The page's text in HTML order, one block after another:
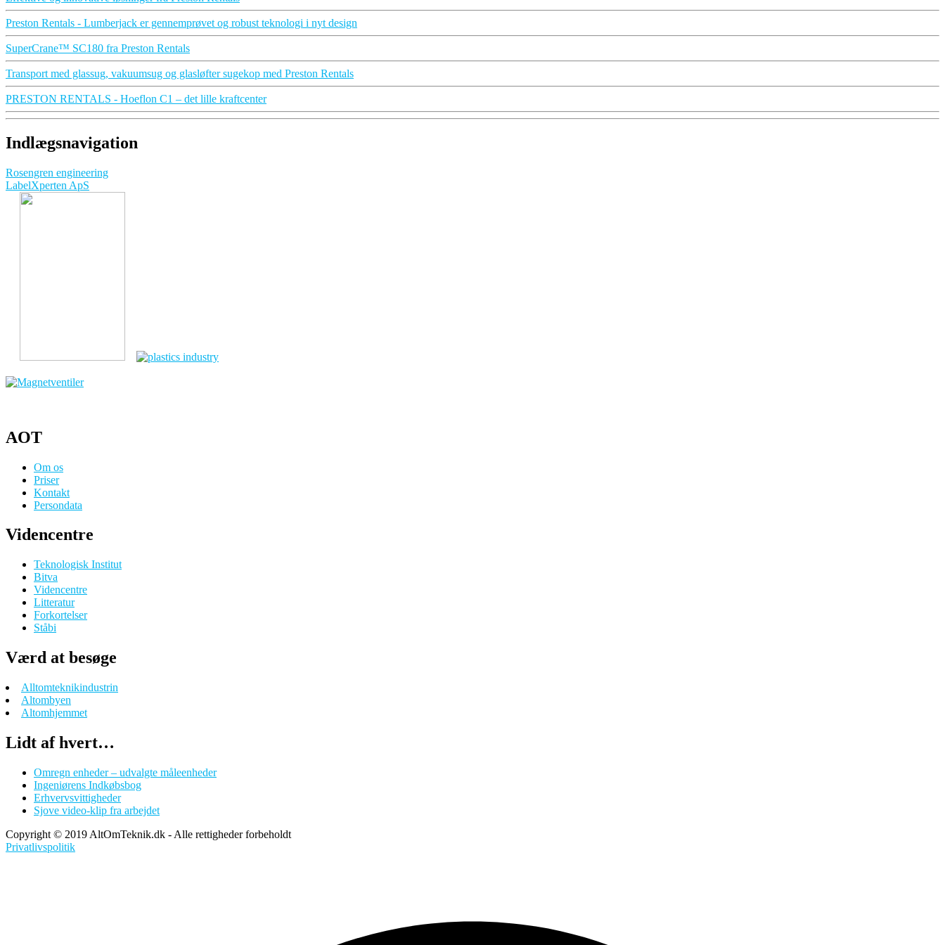
Preston Rentals - Lumberjack er gennemprøvet og robust teknologi i nyt design
SuperCrane™ SC180 fra Preston Rentals
Transport med glassug, vakuumsug og glasløfter sugekop med Preston Rentals
PRESTON RENTALS - Hoeflon C1 – det lille kraftcenter
Indlægsnavigation
Rosengren engineering
LabelXperten ApS
AOT
Om os
Priser
Kontakt
Persondata
Videncentre
Teknologisk Institut
Bitva
Videncentre
Litteratur
Forkortelser
Ståbi
Værd at besøge
Alltomteknikindustrin
Altombyen
Altomhjemmet
Lidt af hvert…
Omregn enheder – udvalgte måleenheder
Ingeniørens Indkøbsbog
Erhvervsvittigheder
Sjove video-klip fra arbejdet
Copyright © 2019 AltOmTeknik.dk - Alle rettigheder forbeholdt
Privatlivspolitik